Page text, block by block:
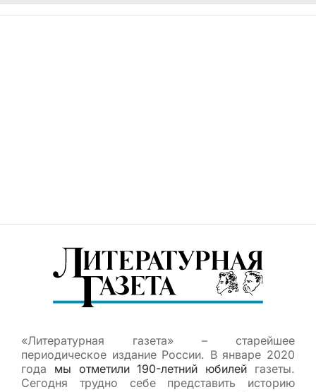
«Литературная газета» – старейшее
периодическое издание России. В январе 2020
года мы отметили 190-летний юбилей газеты.
Сегодня трудно себе представить историю